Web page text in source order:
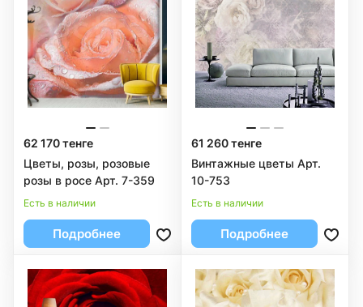
62 170 тенге
Цветы, розы, розовые
розы в росе Арт. 7-359
Есть в наличии
Подробнее
61 260 тенге
Винтажные цветы Арт.
10-753
Есть в наличии
Подробнее